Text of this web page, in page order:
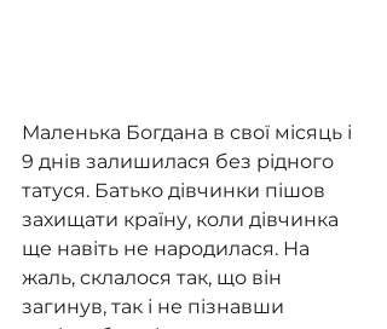
Маленька Богдана в свої місяць і
9 днів залишилася без рідного
татуся. Батько дівчинки пішов
захищати країну, коли дівчинка
ще навіть не народилася. На
жаль, склалося так, що він
загинув, так і не пізнавши